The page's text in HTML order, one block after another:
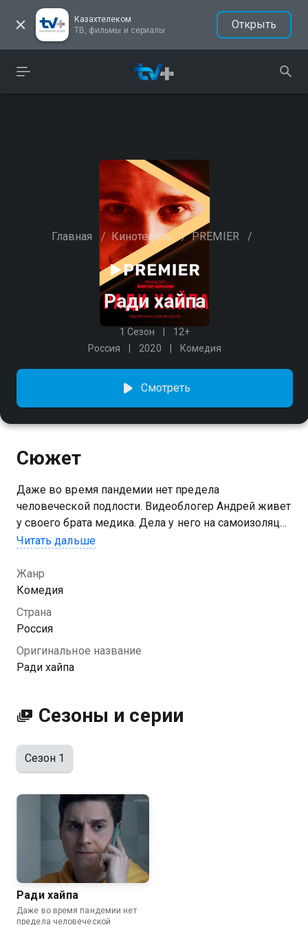
Казахтелеком
ТВ, фильмы и сериалы
Открыть
Главная / Кинотеатры / PREMIER /
Ради хайпа
1 Сезон
12+
Россия
2020 Комедия
Смотреть
Сюжет
Даже во время пандемии нет предела
человеческой подлости. Видеоблогер Андрей живет
у своего брата медика. Дела у него на самоизоляции
идут плохо, так что парень решает схитрить. Ради
коронавирусом. Обман быстро приносит Андрею
тысячи новых подписчиков, а вслед за ними и
неприятные новости. Похоже, не все средства
хороши в погоне за хайпом…
Читать дальше
Жанр
Комедия
Страна
Россия
Оригинальное название
Ради хайпа
Сезоны и серии
Сезон 1
Ради хайпа
Даже во время пандемии нет
предела человеческой